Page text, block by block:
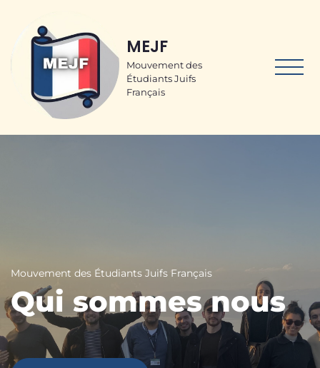
MEJF
Mouvement des
Étudiants Juifs
Français
Mouvement des Étudiants Juifs Français
Qui sommes nous